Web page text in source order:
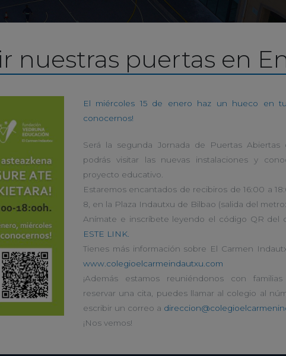
nuestras puertas en
El miércoles 15 de enero haz un hueco en
conocernos!
Será la segunda Jornada de Puertas
podrás visitar las nuevas instalaciones y
proyecto educativo.
Estaremos encantados de recibiros de 16:00 a
8, en la Plaza Indautxu de Bilbao (salida del metro:
Anímate e inscríbete leyendo el código QR del
ESTE LINK.
Tienes más información sobre El Carmen
www.colegioelcarmeindautxu.com
¡Además estamos reuniéndonos con
reservar una cita, puedes llamar al colegio al
escribir un correo a
¡Nos vemos!